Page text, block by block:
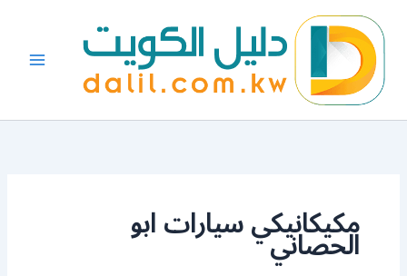
المحتوى
مكيكانيكي سيارات ابو
الحصاني